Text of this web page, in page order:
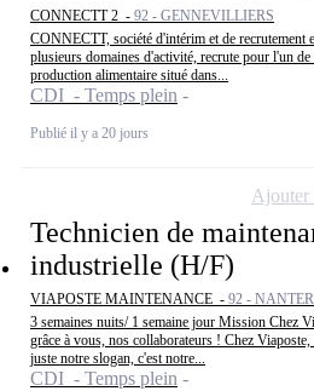
CONNECTT 2 - 92 - GENNEVILLIERS
CONNECTT, société d'intérim et de recrutement
plusieurs domaines d'activité, recrute pour l'un
production alimentaire situé dans...
CDI - Temps plein
Publié il y a 20 jours
Technicien de
industrielle (H/F)
VIAPOSTE MAINTENANCE - 92 -
3 semaines nuits/ 1 semaine jour Mission Chez
grâce à vous, nos collaborateurs ! Chez
juste notre slogan, c'est notre...
CDI - Temps plein
Ajouter